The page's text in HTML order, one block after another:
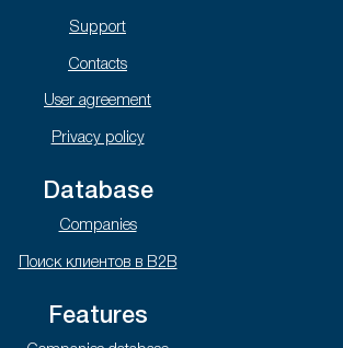
Support
Contacts
User agreement
Privacy policy
Database
Companies
Поиск клиентов в B2B
Features